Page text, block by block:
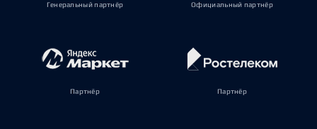
Генеральный партнёр Официальный партнёр
Партнёр Партнёр